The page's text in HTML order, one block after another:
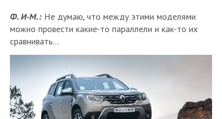
Ф. И-М.: Не думаю, что между этими моделями
можно провести какие-то параллели и как-то их
сравнивать…